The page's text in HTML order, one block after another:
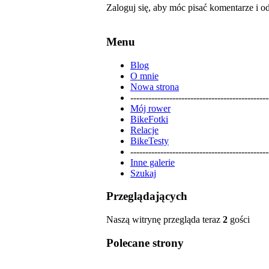
Zaloguj się, aby móc pisać komentarze i
Menu
Blog
O mnie
Nowa strona
Mój rower
BikeFotki
Relacje
BikeTesty
Inne galerie
Szukaj
Przeglądających
Naszą witrynę przegląda teraz 2 gości
Polecane strony